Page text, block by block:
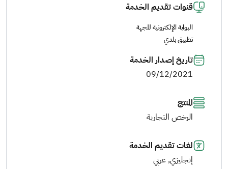
قنوات تقديم الخدمة
البوابة الإلكترونية للجهة
تطبيق بلدي
تاريخ إصدار الخدمة
09/12/2021
المنتج
الرخص التجارية
لغات تقديم الخدمة
إنجليزي, عربي